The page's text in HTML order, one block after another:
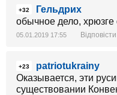
+32
Гельдрих
обычное дело, хрюзге
05.01.2019 17:55 Відповісти
+23
patriotukrainy
Оказывается, эти
существовании